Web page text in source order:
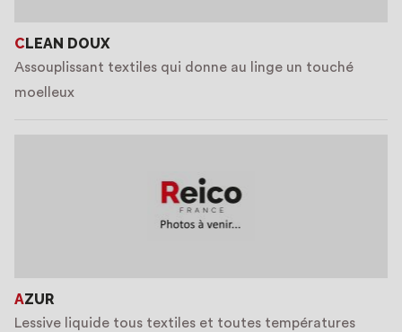
CLEAN DOUX
Assouplissant textiles qui donne au linge un touché
moelleux
AZUR
Lessive liquide tous textiles et toutes températures